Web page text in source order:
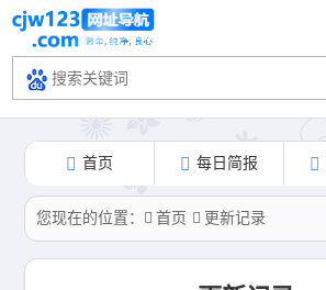
首页 每日简报
您现在的位置： 首页 更新记录